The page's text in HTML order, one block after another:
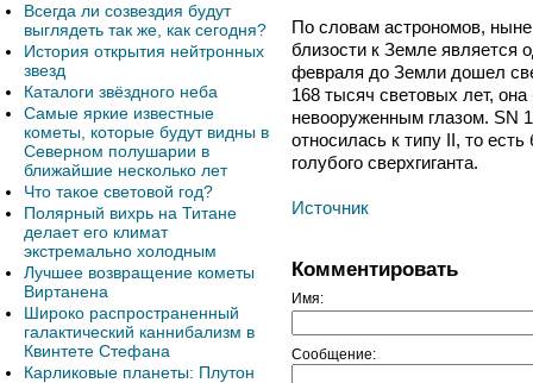
Всегда ли созвездия будут
выглядеть так же, как сегодня?
История открытия нейтронных
звезд
Каталоги звёздного неба
Самые яркие известные
кометы, которые будут видны в
Северном полушарии в
ближайшие несколько лет
Что такое световой год?
Полярный вихрь на Титане
делает его климат
экстремально холодным
Лучшее возвращение кометы
Виртанена
Широко распространенный
галактический каннибализм в
Квинтете Стефана
Карликовые планеты: Плутон
По словам астрономов,
близости к Земле является
февраля до Земли дошел
168 тысяч световых лет,
невооруженным глазом. SN
относилась к типу II, то
голубого сверхгиганта.
Источник
Комментировать
Имя:
Сообщение: